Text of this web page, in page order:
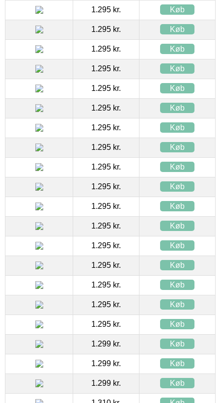
1.295 kr. Køb
1.295 kr. Køb
1.295 kr. Køb
1.295 kr. Køb
1.295 kr. Køb
1.295 kr. Køb
1.295 kr. Køb
1.295 kr. Køb
1.295 kr. Køb
1.295 kr. Køb
1.295 kr. Køb
1.295 kr. Køb
1.295 kr. Køb
1.295 kr. Køb
1.295 kr. Køb
1.295 kr. Køb
1.295 kr. Køb
1.299 kr. Køb
1.299 kr. Køb
1.299 kr. Køb